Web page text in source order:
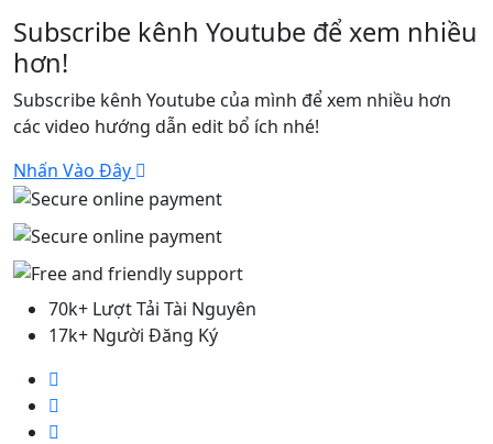
Subscribe kênh Youtube để xem nhiều
hơn!
Subscribe kênh Youtube của mình để xem nhiều hơn
các video hướng dẫn edit bổ ích nhé!
Nhấn Vào Đây
70k+ Lượt Tải Tài Nguyên
17k+ Người Đăng Ký